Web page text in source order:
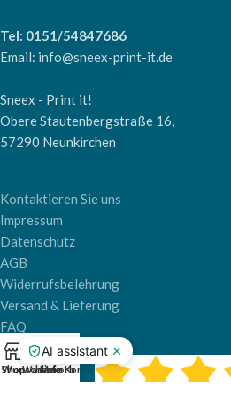
Tel: 0151/54847686
Email: info@sneex-print-it.de
Sneex - Print it!
Obere Stautenbergstraße 16,
57290 Neunkirchen
Kontaktieren Sie uns
Impressum
Datenschutz
AGB
Widerrufsbelehrung
Versand & Lieferung
FAQ
Shop
Wunschliste
0
Warenkorb
Mein Konto